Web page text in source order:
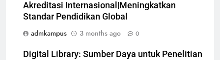
Akreditasi Internasional|Meningkatkan
Standar Pendidikan Global
admkampus
3 months ago 0
Digital Library: Sumber Daya untuk Penelitian